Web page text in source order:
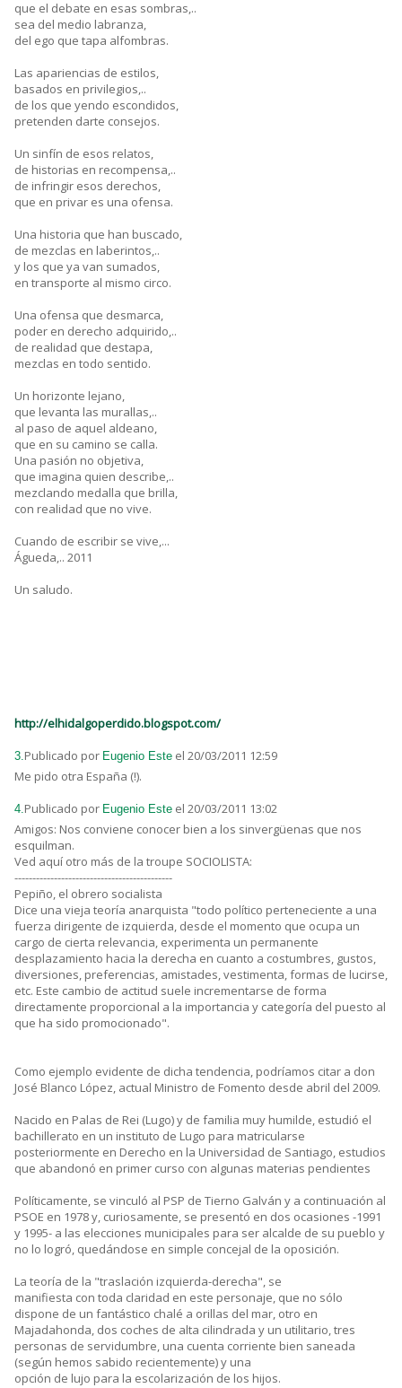
que el debate en esas sombras,..
sea del medio labranza,
del ego que tapa alfombras.
Las apariencias de estilos,
basados en privilegios,..
de los que yendo escondidos,
pretenden darte consejos.
Un sinfín de esos relatos,
de historias en recompensa,..
de infringir esos derechos,
que en privar es una ofensa.
Una historia que han buscado,
de mezclas en laberintos,..
y los que ya van sumados,
en transporte al mismo circo.
Una ofensa que desmarca,
poder en derecho adquirido,..
de realidad que destapa,
mezclas en todo sentido.
Un horizonte lejano,
que levanta las murallas,..
al paso de aquel aldeano,
que en su camino se calla.
Una pasión no objetiva,
que imagina quien describe,..
mezclando medalla que brilla,
con realidad que no vive.
Cuando de escribir se vive,...
Águeda,.. 2011
Un saludo.
http://elhidalgoperdido.blogspot.com/
3.Publicado por Eugenio Este el 20/03/2011 12:59
Me pido otra España (!).
4.Publicado por Eugenio Este el 20/03/2011 13:02
Amigos: Nos conviene conocer bien a los sinvergüenas que nos
esquilman.
Ved aquí otro más de la troupe SOCIOLISTA:
--------------------------------------------
Pepiño, el obrero socialista
Dice una vieja teoría anarquista "todo político perteneciente a una
fuerza dirigente de izquierda, desde el momento que ocupa un
cargo de cierta relevancia, experimenta un permanente
desplazamiento hacia la derecha en cuanto a costumbres, gustos,
diversiones, preferencias, amistades, vestimenta, formas de lucirse,
etc. Este cambio de actitud suele incrementarse de forma
directamente proporcional a la importancia y categoría del puesto al
que ha sido promocionado".
Como ejemplo evidente de dicha tendencia, podríamos citar a don
José Blanco López, actual Ministro de Fomento desde abril del 2009.
Nacido en Palas de Rei (Lugo) y de familia muy humilde, estudió el
bachillerato en un instituto de Lugo para matricularse
posteriormente en Derecho en la Universidad de Santiago, estudios
que abandonó en primer curso con algunas materias pendientes
Políticamente, se vinculó al PSP de Tierno Galván y a continuación al
PSOE en 1978 y, curiosamente, se presentó en dos ocasiones -1991
y 1995- a las elecciones municipales para ser alcalde de su pueblo y
no lo logró, quedándose en simple concejal de la oposición.
La teoría de la "traslación izquierda-derecha", se
manifiesta con toda claridad en este personaje, que no sólo
dispone de un fantástico chalé a orillas del mar, otro en
Majadahonda, dos coches de alta cilindrada y un utilitario, tres
personas de servidumbre, una cuenta corriente bien saneada
(según hemos sabido recientemente) y una
opción de lujo para la escolarización de los hijos.